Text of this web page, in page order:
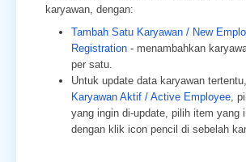
karyawan, dengan:
Tambah Satu Karyawan / New
Registration - menambahkan
per satu.
Untuk update data karyawan
Karyawan Aktif / Active Employee,
yang ingin di-update, pilih item yang
dengan klik icon pencil di sebelah